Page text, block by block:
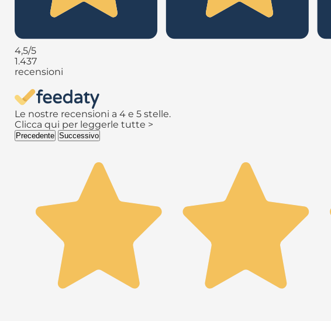
4,5/5
1.437
recensioni
Le nostre recensioni a 4 e 5 stelle.
Clicca qui per leggerle tutte >
Precedente Successivo